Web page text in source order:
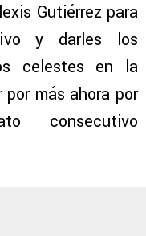
Gutiérrez para
y darles los
celestes en la
más ahora por
consecutivo